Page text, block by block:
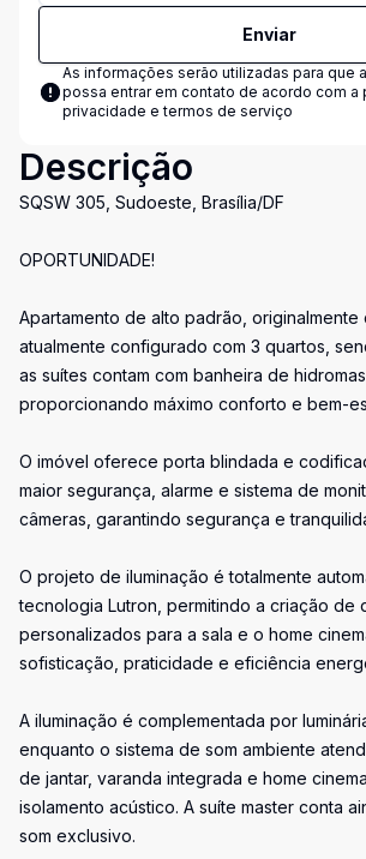
Enviar
As informações serão utilizadas para que
possa entrar em contato de acordo com a
privacidade e termos de serviço
Descrição
SQSW 305, Sudoeste, Brasília/DF
OPORTUNIDADE!
Apartamento de alto padrão, originalmente
atualmente configurado com 3 quartos,
as suítes contam com banheira de
proporcionando máximo conforto e bem-
O imóvel oferece porta blindada e
maior segurança, alarme e sistema de
câmeras, garantindo segurança e
O projeto de iluminação é totalmente
tecnologia Lutron, permitindo a criação de
personalizados para a sala e o home
sofisticação, praticidade e eficiência
A iluminação é complementada por
enquanto o sistema de som ambiente
de jantar, varanda integrada e home
isolamento acústico. A suíte master conta
som exclusivo.